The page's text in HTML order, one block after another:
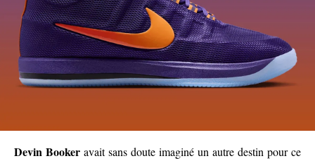
Devin Booker avait sans doute imaginé un autre destin pour ce